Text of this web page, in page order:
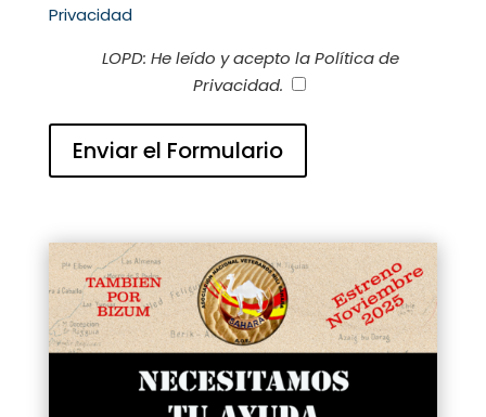
Privacidad
LOPD: He leído y acepto la Política de
Privacidad.